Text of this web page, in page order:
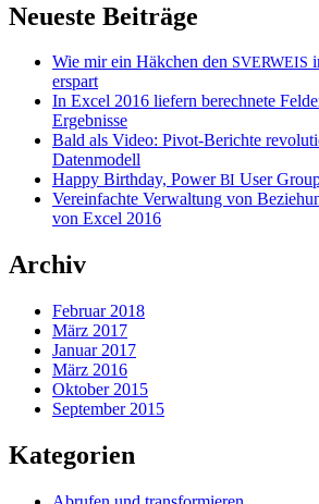
Neueste Beiträge
Wie mir ein Häkchen den SVERWEIS
erspart
In Excel 2016 liefern berechnete
Ergebnisse
Bald als Video: Pivot-Berichte
Datenmodell
Happy Birthday, PowerBI User
Vereinfachte Verwaltung von
von Excel 2016
Archiv
Februar 2018
März 2017
Januar 2017
März 2016
Oktober 2015
September 2015
Kategorien